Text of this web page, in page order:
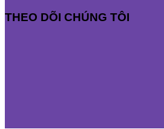
THEO DÕI CHÚNG TÔI